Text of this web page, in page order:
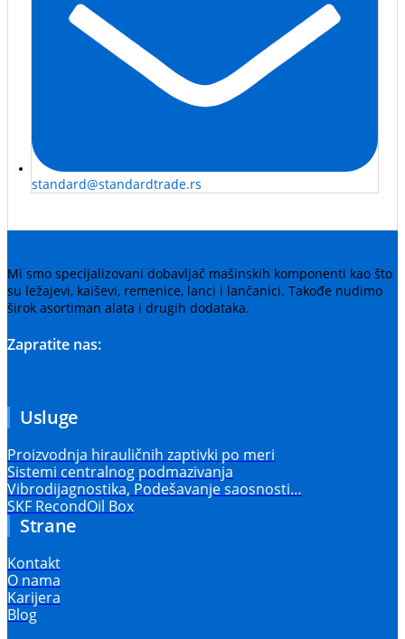
standard@standardtrade.rs
Mi smo specijalizovani dobavljač mašinskih komponenti kao što
su ležajevi, kaiševi, remenice, lanci i lančanici. Takođe nudimo
širok asortiman alata i drugih dodataka.
Zapratite nas:
Usluge
Proizvodnja hirauličnih zaptivki po meri
Sistemi centralnog podmazivanja
Vibrodijagnostika, Podešavanje saosnosti…
SKF RecondOil Box
Strane
Kontakt
O nama
Karijera
Blog